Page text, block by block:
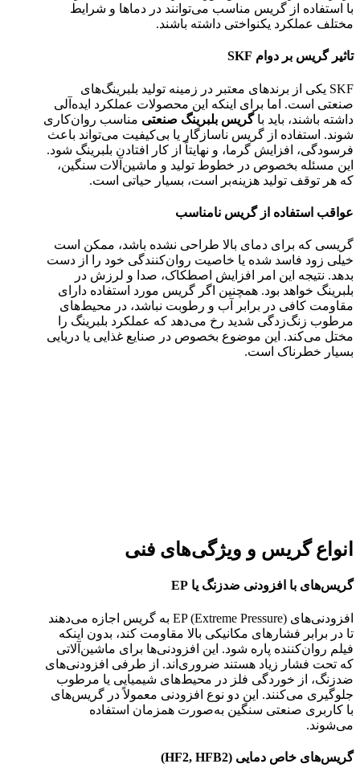
با استفاده از گریس مناسب می‌توانند در دماها و شرایط
مختلف عملکرد یکنواختی داشته باشند.
تاثیر گریس بر دوام SKF
SKF یکی از برندهای معتبر در زمینه تولید بلبرینگ‌های
صنعتی است. اما برای اینکه این محصولات عملکرد ایده‌آلی
داشته باشند، باید باگریس بلبرینگ صنعتی مناسب روان‌کاری
شوند. استفاده از گریس ناسازگار یا بی‌کیفیت می‌تواند باعث
فرسودگی، افزایش گرما، و نهایتاً از کار افتادن بلبرینگ شود.
این مسئله بخصوص در خطوط تولید و ماشین‌آلات سنگین،
که هر توقف تولید هزینه‌بر است، بسیار حیاتی است.
عواقب استفاده از گریس نامناسب
گریسی که برای دمای بالا طراحی نشده باشد، ممکن است
خیلی زود فاسد شده یا خاصیت روان‌کنندگی خود را از دست
بدهد. نتیجه این امر افزایش اصطکاک، صدا و لرزش در
بلبرینگ خواهد بود. همچنین اگر گریس مورد استفاده دارای
مقاومت کافی در برابر آب و رطوبت نباشد، در محیط‌های
مرطوب زنگ‌زدگی شدید رخ می‌دهد که عملکرد بلبرینگ را
مختل می‌کند. این موضوع بخصوص در صنایع غذایی یا دریایی
بسیار خطرناک است.
انواع گریس و ویژگی‌های فنی
گریس‌های با افزودنی ضدزنگ یا EP
افزودنی‌های EP (Extreme Pressure) به گریس اجازه می‌دهند
تا در برابر فشارهای مکانیکی بالا مقاومت کند، بدون اینکه
فیلم روان‌کننده پاره شود. این افزودنی‌ها برای ماشین‌آلاتی
که تحت فشار زیاد هستند ضروری‌اند. از طرفی افزودنی‌های
ضدزنگ، از خوردگی فلز در محیط‌های شیمیایی یا مرطوب
جلوگیری می‌کنند. این دو نوع افزودنی معمولاً در گریس‌های
با کاربری صنعتی سنگین به‌صورت همزمان استفاده
می‌شوند.
گریس‌های خاص دمایی (HF2, HFB2)